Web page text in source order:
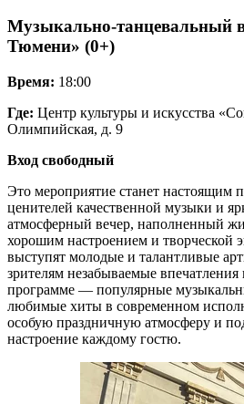
Музыкально-танцевальный
Тюмени» (0+)
Время: 18:00
Где: Центр культуры и искусства
Олимпийская, д. 9
Вход свободный
Это мероприятие станет настоящим
ценителей качественной музыки и
атмосферный вечер, наполненный
хорошим настроением и творческой
выступят молодые и талантливые
зрителям незабываемые впечатления
программе — популярные
любимые хиты в современном
особую праздничную атмосферу и
настроение каждому гостю.